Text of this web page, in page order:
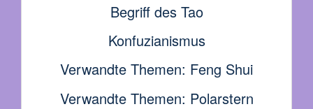
Begriff des Tao
Konfuzianismus
Verwandte Themen: Feng Shui
Verwandte Themen: Polarstern